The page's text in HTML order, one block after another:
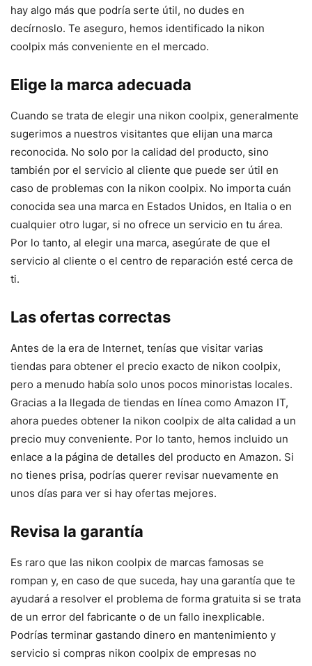
hay algo más que podría serte útil, no dudes en
decírnoslo. Te aseguro, hemos identificado la nikon
coolpix más conveniente en el mercado.
Elige la marca adecuada
Cuando se trata de elegir una nikon coolpix, generalmente
sugerimos a nuestros visitantes que elijan una marca
reconocida. No solo por la calidad del producto, sino
también por el servicio al cliente que puede ser útil en
caso de problemas con la nikon coolpix. No importa cuán
conocida sea una marca en Estados Unidos, en Italia o en
cualquier otro lugar, si no ofrece un servicio en tu área.
Por lo tanto, al elegir una marca, asegúrate de que el
servicio al cliente o el centro de reparación esté cerca de
ti.
Las ofertas correctas
Antes de la era de Internet, tenías que visitar varias
tiendas para obtener el precio exacto de nikon coolpix,
pero a menudo había solo unos pocos minoristas locales.
Gracias a la llegada de tiendas en línea como Amazon IT,
ahora puedes obtener la nikon coolpix de alta calidad a un
precio muy conveniente. Por lo tanto, hemos incluido un
enlace a la página de detalles del producto en Amazon. Si
no tienes prisa, podrías querer revisar nuevamente en
unos días para ver si hay ofertas mejores.
Revisa la garantía
Es raro que las nikon coolpix de marcas famosas se
rompan y, en caso de que suceda, hay una garantía que te
ayudará a resolver el problema de forma gratuita si se trata
de un error del fabricante o de un fallo inexplicable.
Podrías terminar gastando dinero en mantenimiento y
servicio si compras nikon coolpix de empresas no